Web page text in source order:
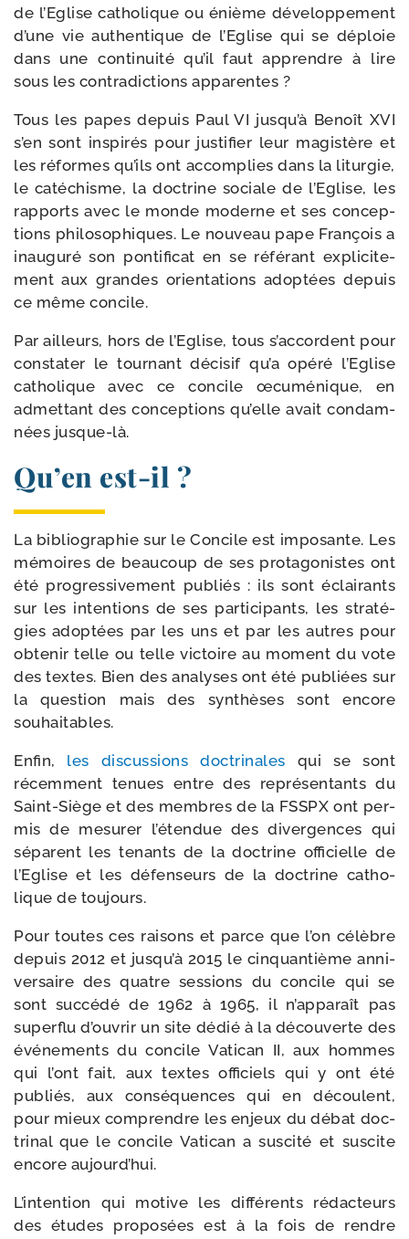
de l’Eglise catho­lique ou énième déve­lop­pe­ment
d’une vie authen­tique de l’Eglise qui se déploie
dans une conti­nui­té qu’il faut apprendre à lire
sous les contra­dic­tions apparentes ?
Tous les papes depuis Paul VI jusqu’à Benoît XVI
s’en sont ins­pi­rés pour jus­ti­fier leur magis­tère et
les réformes qu’ils ont accom­plies dans la litur­gie,
le caté­chisme, la doc­trine sociale de l’Eglise, les
rap­ports avec le monde moderne et ses concep­
tions phi­lo­so­phiques. Le nou­veau pape François a
inau­gu­ré son pon­ti­fi­cat en se réfé­rant expli­ci­te­
ment aux grandes orien­ta­tions adop­tées depuis
ce même concile.
Par ailleurs, hors de l’Eglise, tous s’accordent pour
consta­ter le tour­nant déci­sif qu’a opé­ré l’Eglise
catho­lique avec ce concile œcu­mé­nique, en
admet­tant des concep­tions qu’elle avait condam­
nées jusque-là.
Qu’en est-​il ?
La biblio­gra­phie sur le Concile est impo­sante. Les
mémoires de beau­coup de ses pro­ta­go­nistes ont
été pro­gres­si­ve­ment publiés : ils sont éclai­rants
sur les inten­tions de ses par­ti­ci­pants, les stra­té­
gies adop­tées par les uns et par les autres pour
obte­nir telle ou telle vic­toire au moment du vote
des textes. Bien des ana­lyses ont été publiées sur
la ques­tion mais des syn­thèses sont encore
souhaitables.
Enfin, les dis­cus­sions doc­tri­nales qui se sont
récem­ment tenues entre des repré­sen­tants du
Saint-​Siège et des membres de la FSSPX ont per­
mis de mesu­rer l’étendue des diver­gences qui
séparent les tenants de la doc­trine offi­cielle de
l’Eglise et les défen­seurs de la doc­trine catho­
lique de toujours.
Pour toutes ces rai­sons et parce que l’on célèbre
depuis 2012 et jusqu’à 2015 le cin­quan­tième anni­
ver­saire des quatre ses­sions du concile qui se
sont suc­cé­dé de 1962 à 1965, il n’apparaît pas
super­flu d’ouvrir un site dédié à la décou­verte des
évé­ne­ments du concile Vatican II, aux hommes
qui l’ont fait, aux textes offi­ciels qui y ont été
publiés, aux consé­quences qui en découlent,
pour mieux com­prendre les enjeux du débat doc­
tri­nal que le concile Vatican a sus­ci­té et sus­cite
encore aujourd’hui.
L’intention qui motive les dif­fé­rents rédac­teurs
des études pro­po­sées est à la fois de rendre